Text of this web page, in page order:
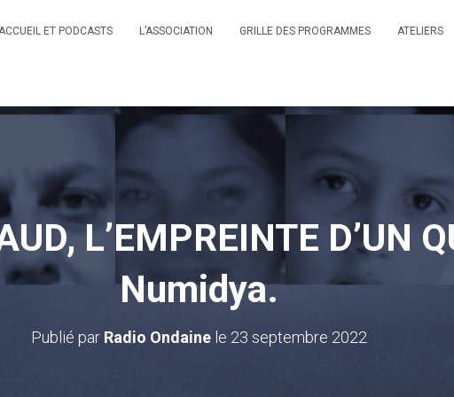
ET PODCASTS L’ASSOCIATION GRILLE DES PROGRAMMES ATELIERS
L’EMPREINTE D’UN
Numidya.
Publié par Radio Ondainele 23 septembre 2022